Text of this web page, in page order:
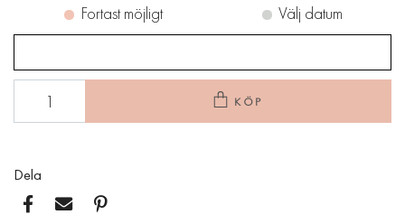
Fortast möjligt
Välj datum
KÖP
Dela